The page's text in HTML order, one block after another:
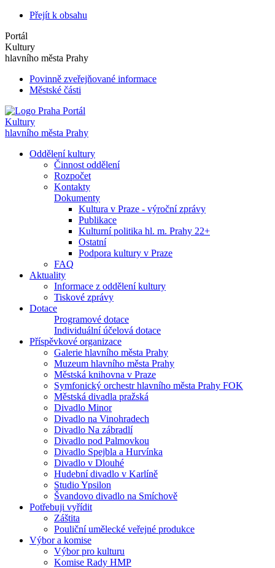
Přejít k obsahu
Portál
Kultury
hlavního města Prahy
Povinně zveřejňované informace
Městské části
Portál
Kultury
hlavního města Prahy
Oddělení kultury
Činnost oddělení
Rozpočet
Kontakty
Dokumenty
Kultura v Praze - výroční zprávy
Publikace
Kulturní politika hl. m. Prahy 22+
Ostatní
Podpora kultury v Praze
FAQ
Aktuality
Informace z oddělení kultury
Tiskové zprávy
Dotace
Programové dotace
Individuální účelová dotace
Příspěvkové organizace
Galerie hlavního města Prahy
Muzeum hlavního města Prahy
Městská knihovna v Praze
Symfonický orchestr hlavního města Prahy FOK
Městská divadla pražská
Divadlo Minor
Divadlo na Vinohradech
Divadlo Na zábradlí
Divadlo pod Palmovkou
Divadlo Spejbla a Hurvínka
Divadlo v Dlouhé
Hudební divadlo v Karlíně
Studio Ypsilon
Švandovo divadlo na Smíchově
Potřebuji vyřídit
Záštita
Pouliční umělecké veřejné produkce
Výbor a komise
Výbor pro kulturu
Komise Rady HMP